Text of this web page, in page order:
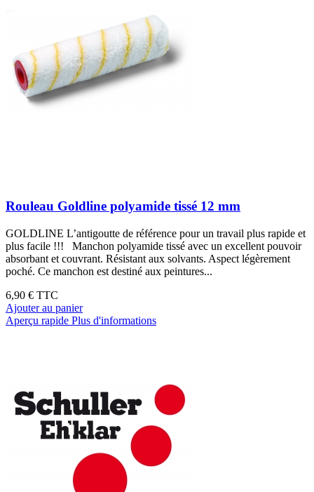
Rouleau Goldline polyamide tissé 12 mm
GOLDLINE L’antigoutte de référence pour un travail plus rapide et
plus facile !!! Manchon polyamide tissé avec un excellent pouvoir
absorbant et couvrant. Résistant aux solvants. Aspect légèrement
poché. Ce manchon est destiné aux peintures...
6,90 € TTC
Ajouter au panier
Aperçu rapide Plus d'informations